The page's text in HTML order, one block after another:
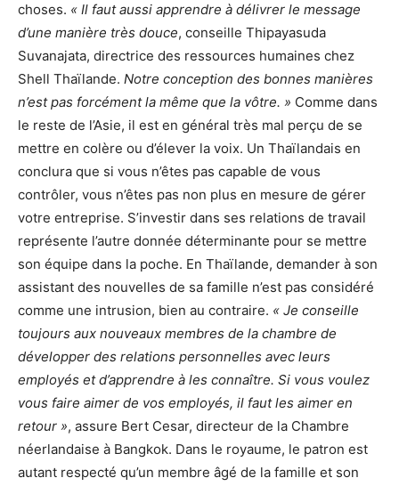
choses. « Il faut aussi apprendre à délivrer le message
d’une manière très douce, conseille Thipayasuda
Suvanajata, directrice des ressources humaines chez
Shell Thaïlande. Notre conception des bonnes manières
n’est pas forcément la même que la vôtre. » Comme dans
le reste de l’Asie, il est en général très mal perçu de se
mettre en colère ou d’élever la voix. Un Thaïlandais en
conclura que si vous n’êtes pas capable de vous
contrôler, vous n’êtes pas non plus en mesure de gérer
votre entreprise. S’investir dans ses relations de travail
représente l’autre donnée déterminante pour se mettre
son équipe dans la poche. En Thaïlande, demander à son
assistant des nouvelles de sa famille n’est pas considéré
comme une intrusion, bien au contraire. « Je conseille
toujours aux nouveaux membres de la chambre de
développer des relations personnelles avec leurs
employés et d’apprendre à les connaître. Si vous voulez
vous faire aimer de vos employés, il faut les aimer en
retour », assure Bert Cesar, directeur de la Chambre
néerlandaise à Bangkok. Dans le royaume, le patron est
autant respecté qu’un membre âgé de la famille et son